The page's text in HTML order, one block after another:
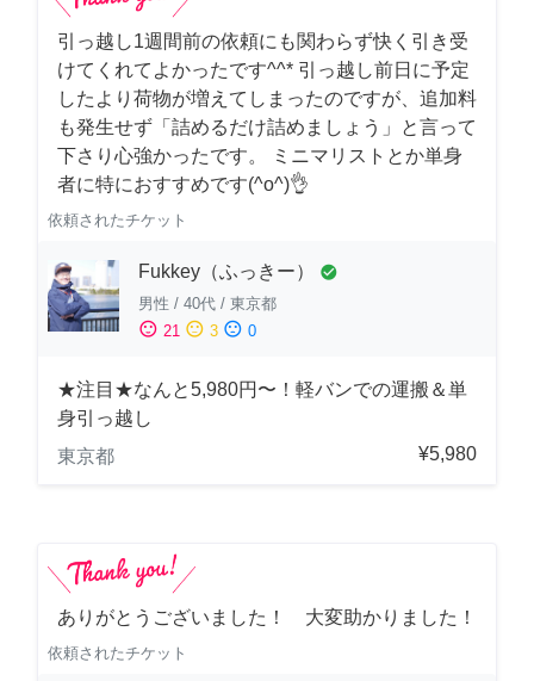
引っ越し1週間前の依頼にも関わらず快く引き受
けてくれてよかったです^^* 引っ越し前日に予定
したより荷物が増えてしまったのですが、追加料
も発生せず「詰めるだけ詰めましょう」と言って
下さり心強かったです。 ミニマリストとか単身
者に特におすすめです(^o^)👌
依頼されたチケット
Fukkey（ふっきー） check_circle
男性 / 40代 / 東京都
sentiment_satisfied 21 sentiment_neutral 3 sentiment_dissatisfied 0
★注目★なんと5,980円〜！軽バンでの運搬＆単
身引っ越し
東京都
¥5,980
ありがとうございました！ 大変助かりました！
依頼されたチケット